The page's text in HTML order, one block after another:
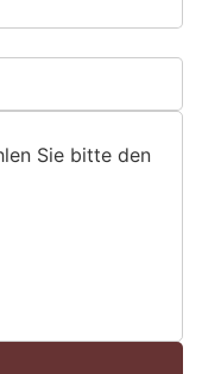
Sie bitte den